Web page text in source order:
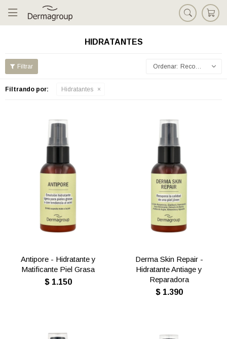

HIDRATANTES
Recomendados
Filtrando por: Hidratantes
Antipore - Hidratante y
Matificante Piel Grasa
$ 1.150
Derma Skin Repair -
Hidratante Antiage y
Reparadora
$ 1.390